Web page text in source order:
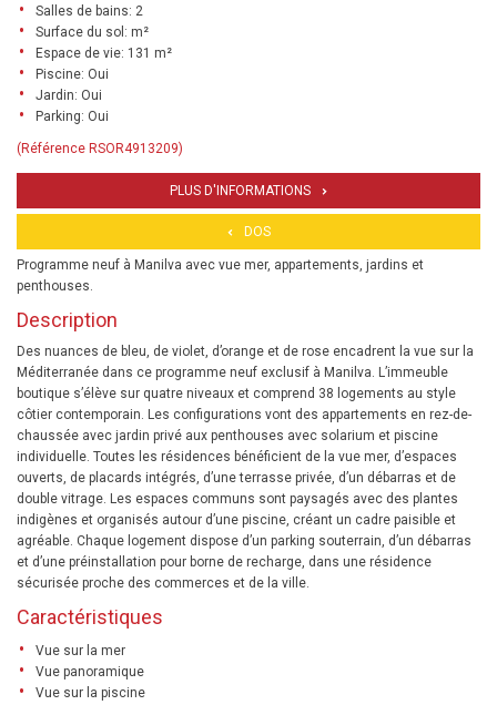
Salles de bains: 2
Surface du sol: m²
Espace de vie: 131 m²
Piscine: Oui
Jardin: Oui
Parking: Oui
(Référence RSOR4913209)
PLUS D'INFORMATIONS
DOS
Programme neuf à Manilva avec vue mer, appartements, jardins et
penthouses.
Description
Des nuances de bleu, de violet, d’orange et de rose encadrent la vue sur la
Méditerranée dans ce programme neuf exclusif à Manilva. L’immeuble
boutique s’élève sur quatre niveaux et comprend 38 logements au style
côtier contemporain. Les configurations vont des appartements en rez-de-
chaussée avec jardin privé aux penthouses avec solarium et piscine
individuelle. Toutes les résidences bénéficient de la vue mer, d’espaces
ouverts, de placards intégrés, d’une terrasse privée, d’un débarras et de
double vitrage. Les espaces communs sont paysagés avec des plantes
indigènes et organisés autour d’une piscine, créant un cadre paisible et
agréable. Chaque logement dispose d’un parking souterrain, d’un débarras
et d’une préinstallation pour borne de recharge, dans une résidence
sécurisée proche des commerces et de la ville.
Caractéristiques
Vue sur la mer
Vue panoramique
Vue sur la piscine